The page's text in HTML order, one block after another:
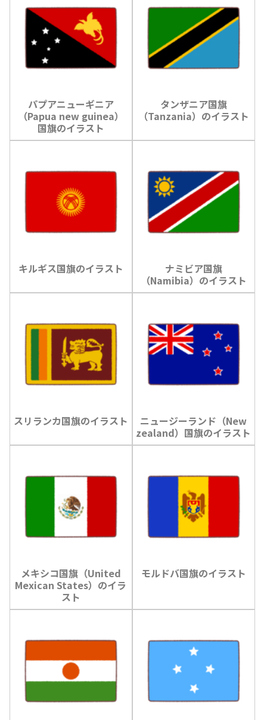
パプアニューギニア
（Papua new guinea）
国旗のイラスト
タンザニア国旗
（Tanzania）のイラスト
キルギス国旗のイラスト
ナミビア国旗
（Namibia）のイラスト
スリランカ国旗のイラスト
ニュージーランド（New
zealand）国旗のイラスト
メキシコ国旗（United
Mexican States）のイラ
スト
モルドバ国旗のイラスト